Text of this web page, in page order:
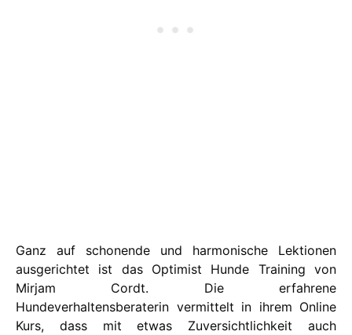
Ganz auf schonende und harmonische Lektionen
ausgerichtet ist das Optimist Hunde Training von
Mirjam Cordt. Die erfahrene
Hundeverhaltensberaterin vermittelt in ihrem Online
Kurs, dass mit etwas Zuversichtlichkeit auch